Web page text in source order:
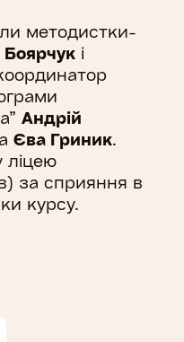
методистки-
Боярчук і
Андрій
Єва Гриник.
ліцею
за сприяння в
курсу.